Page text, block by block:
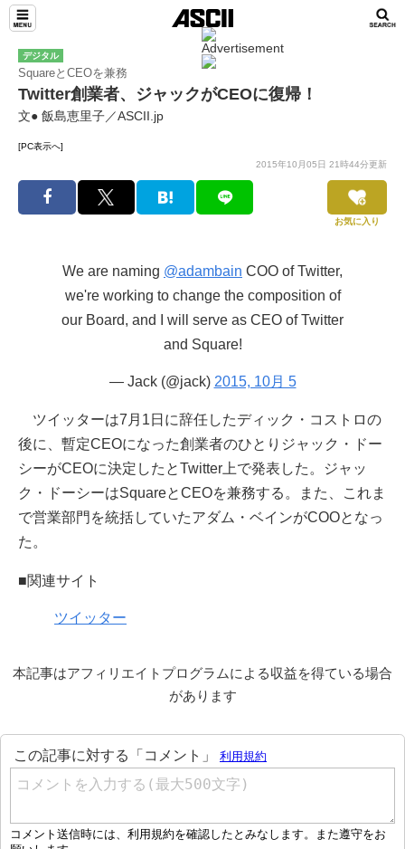
デジタル
SquareとCEOを兼務
Twitter創業者、ジャックがCEOに復帰！
文● 飯島恵里子／ASCII.jp
[PC表示へ]
2015年10月05日 21時44分更新
お気に入り
We are naming @adambain COO of Twitter,
we're working to change the composition of
our Board, and I will serve as CEO of Twitter
and Square!
— Jack (@jack) 2015, 10月 5
ツイッターは7月1日に辞任したディック・コストロの
後に、暫定CEOになった創業者のひとりジャック・ドー
シーがCEOに決定したとTwitter上で発表した。ジャッ
ク・ドーシーはSquareとCEOを兼務する。また、これま
で営業部門を統括していたアダム・ベインがCOOとなっ
た。
■関連サイト
ツイッター
本記事はアフィリエイトプログラムによる収益を得ている場合
があります